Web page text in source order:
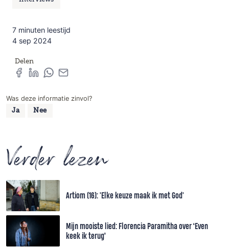
7 minuten leestijd
4 sep 2024
Delen
Was deze informatie zinvol?
Ja Nee
Verder lezen
Artiom (16): 'Elke keuze maak ik met God'
Mijn mooiste lied: Florencia Paramitha over ‘Even
keek ik terug’